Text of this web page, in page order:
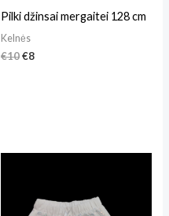
Pilki džinsai mergaitei 128 cm
Kelnės
€10€8